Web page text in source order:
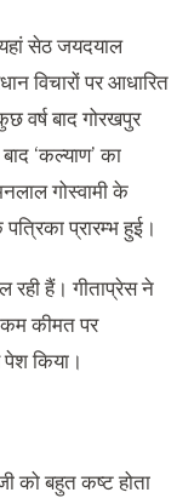
सेठ जयदयाल
विचारों पर आधारित
वर्ष बाद गोरखपुर
‘कल्याण’का
गोस्वामी के
प्रारम्भ हुई।
रही हैं। गीताप्रेस ने
कीमत पर
पेश किया।
को बहुत कष्ट होता